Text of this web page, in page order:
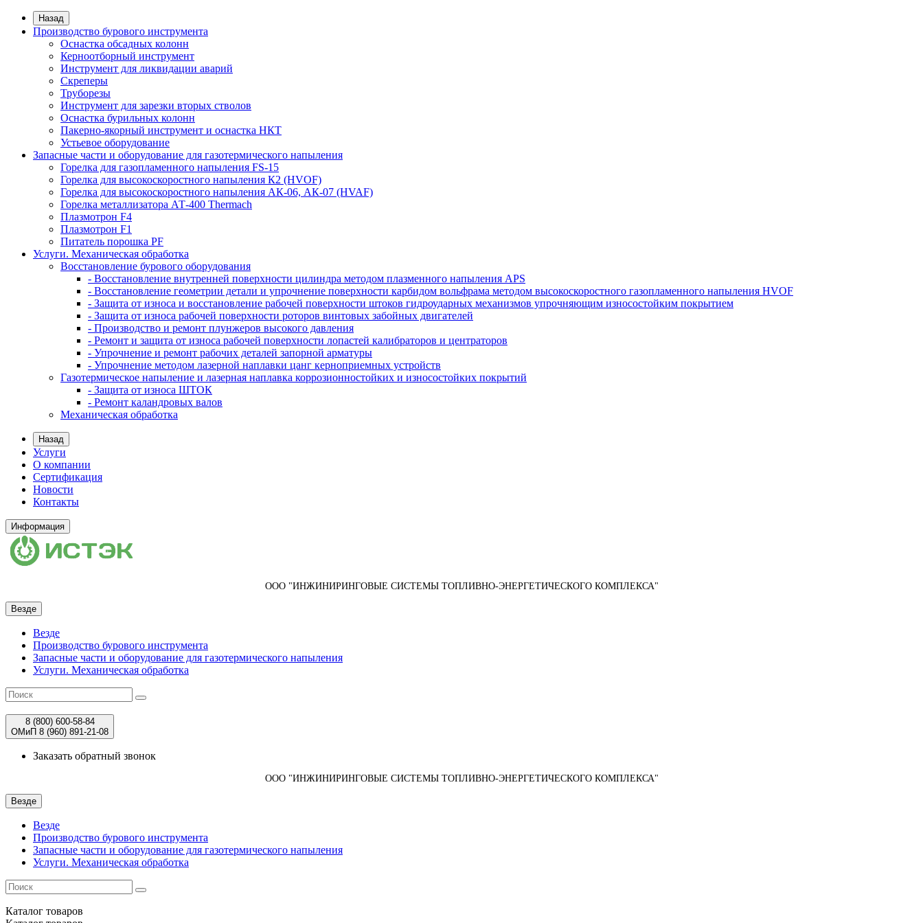
Назад
Производство бурового инструмента
Оснастка обсадных колонн
Керноотборный инструмент
Инструмент для ликвидации аварий
Скреперы
Труборезы
Инструмент для зарезки вторых стволов
Оснастка бурильных колонн
Пакерно-якорный инструмент и оснастка НКТ
Устьевое оборудование
Запасные части и оборудование для газотермического напыления
Горелка для газопламенного напыления FS-15
Горелка для высокоскоростного напыления К2 (HVOF)
Горелка для высокоскоростного напыления АК-06, АК-07 (HVAF)
Горелка металлизатора АТ-400 Thermach
Плазмотрон F4
Плазмотрон F1
Питатель порошка PF
Услуги. Механическая обработка
Восстановление бурового оборудования
- Восстановление внутренней поверхности цилиндра методом плазменного напыления APS
- Восстановление геометрии детали и упрочнение поверхности карбидом вольфрама методом высокоскоростного газопламенного напыления HVOF
- Защита от износа и восстановление рабочей поверхности штоков гидроударных механизмов упрочняющим износостойким покрытием
- Защита от износа рабочей поверхности роторов винтовых забойных двигателей
- Производство и ремонт плунжеров высокого давления
- Ремонт и защита от износа рабочей поверхности лопастей калибраторов и центраторов
- Упрочнение и ремонт рабочих деталей запорной арматуры
- Упрочнение методом лазерной наплавки цанг керноприемных устройств
Газотермическое напыление и лазерная наплавка коррозионностойких и износостойких покрытий
- Защита от износа ШТОК
- Ремонт каландровых валов
Механическая обработка
Назад
Услуги
О компании
Сертификация
Новости
Контакты
Информация
ООО "ИНЖИНИРИНГОВЫЕ СИСТЕМЫ ТОПЛИВНО-ЭНЕРГЕТИЧЕСКОГО КОМПЛЕКСА"
Везде
Везде
Производство бурового инструмента
Запасные части и оборудование для газотермического напыления
Услуги. Механическая обработка
8 (800) 600-58-84
ОМиП 8 (960) 891-21-08
Заказать обратный звонок
ООО "ИНЖИНИРИНГОВЫЕ СИСТЕМЫ ТОПЛИВНО-ЭНЕРГЕТИЧЕСКОГО КОМПЛЕКСА"
Везде
Везде
Производство бурового инструмента
Запасные части и оборудование для газотермического напыления
Услуги. Механическая обработка
Каталог товаров